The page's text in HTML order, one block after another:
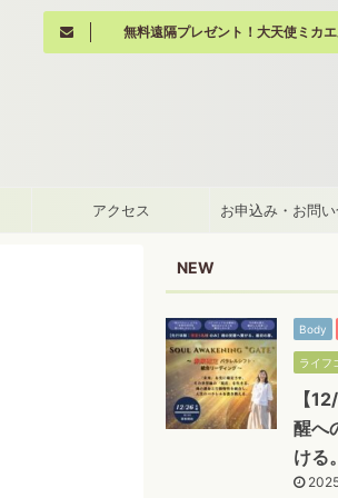
無料遠隔プレゼント！大天使ミカ
アクセス お申込み・お問
NEW
Body
ライフ
【
醒へ
ける。